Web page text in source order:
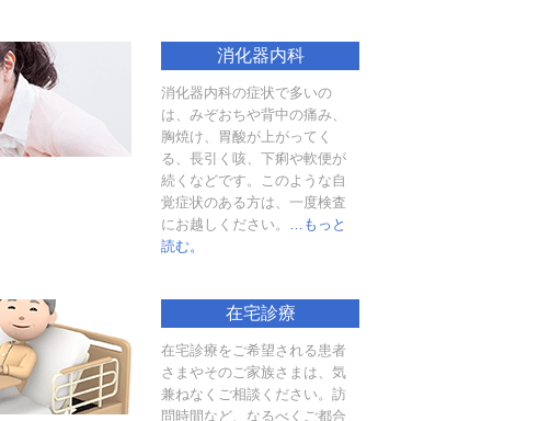
消化器内科
消化器内科の症状で多いの
は、みぞおちや背中の痛み、
胸焼け、胃酸が上がってく
る、長引く咳、下痢や軟便が
続くなどです。このような自
覚症状のある方は、一度検査
にお越しください。
…もっと
読む。
在宅診療
在宅診療をご希望される患者
さまやそのご家族さまは、気
兼ねなくご相談ください。訪
問時間など、なるべくご都合